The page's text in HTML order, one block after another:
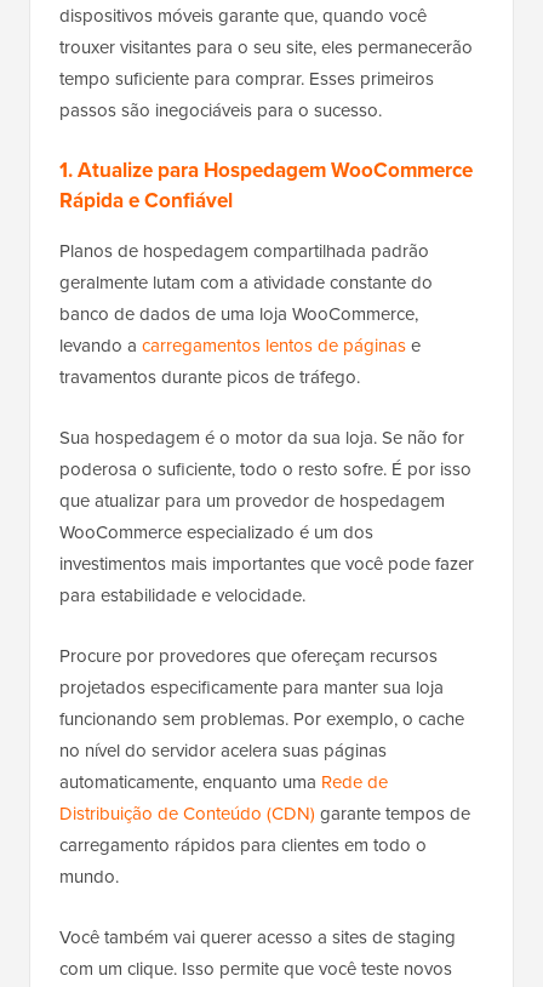
dispositivos móveis garante que, quando você
trouxer visitantes para o seu site, eles permanecerão
tempo suficiente para comprar. Esses primeiros
passos são inegociáveis para o sucesso.
1. Atualize para Hospedagem WooCommerce
Rápida e Confiável
Planos de hospedagem compartilhada padrão
geralmente lutam com a atividade constante do
banco de dados de uma loja WooCommerce,
levando a carregamentos lentos de páginase
travamentos durante picos de tráfego.
Sua hospedagem é o motor da sua loja. Se não for
poderosa o suficiente, todo o resto sofre. É por isso
que atualizar para um provedor de hospedagem
WooCommerce especializado é um dos
investimentos mais importantes que você pode fazer
para estabilidade e velocidade.
Procure por provedores que ofereçam recursos
projetados especificamente para manter sua loja
funcionando sem problemas. Por exemplo, o cache
no nível do servidor acelera suas páginas
automaticamente, enquanto uma Rede de
Distribuição de Conteúdo (CDN) garante tempos de
carregamento rápidos para clientes em todo o
mundo.
Você também vai querer acesso a sites de staging
com um clique. Isso permite que você teste novos